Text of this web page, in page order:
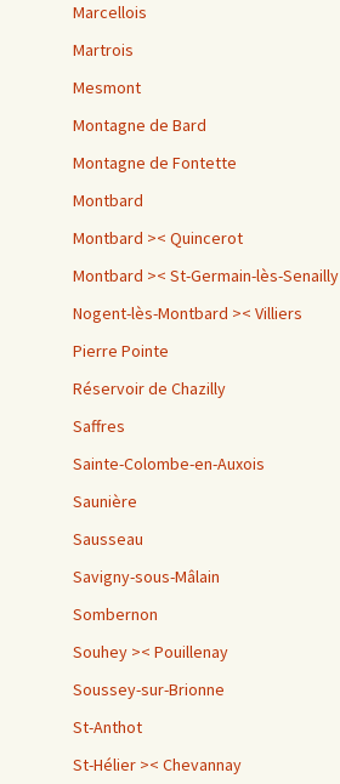
Marcellois
Martrois
Mesmont
Montagne de Bard
Montagne de Fontette
Montbard
Montbard >< Quincerot
Montbard >< St-Germain-lès-Senailly
Nogent-lès-Montbard >< Villiers
Pierre Pointe
Réservoir de Chazilly
Saffres
Sainte-Colombe-en-Auxois
Saunière
Sausseau
Savigny-sous-Mâlain
Sombernon
Souhey >< Pouillenay
Soussey-sur-Brionne
St-Anthot
St-Hélier >< Chevannay